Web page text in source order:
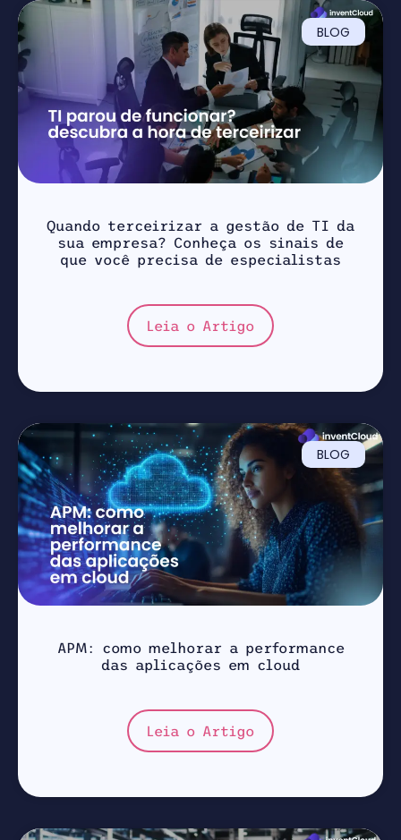
BLOG
Quando terceirizar a gestão de TI da
sua empresa? Conheça os sinais de
que você precisa de especialistas
Leia o Artigo
BLOG
APM: como melhorar a performance
das aplicações em cloud
Leia o Artigo